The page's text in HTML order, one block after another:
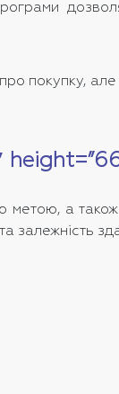
але
метою, а
залежність